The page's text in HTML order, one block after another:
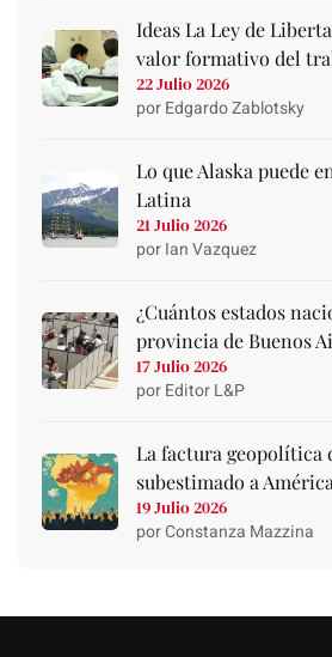
Ideas La Ley de
valor formativo del
22 Julio 2026
por Edgardo Zablotsky
Lo que Alaska puede
Latina
21 Julio 2026
por Ian Vazquez
¿Cuántos estados
provincia de Buenos
17 Julio 2026
por Editor L&P
La factura geopolítica
subestimado a
19 Julio 2026
por Constanza Mazzina